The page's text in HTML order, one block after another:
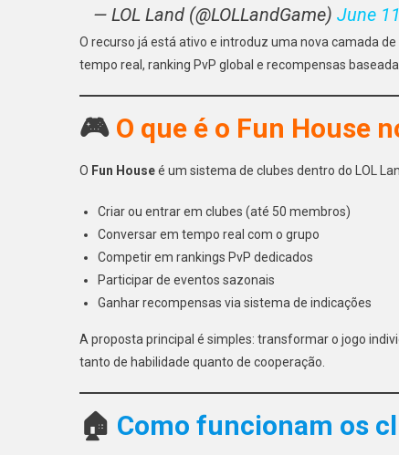
— LOL Land (@LOLLandGame) June
O recurso já está ativo e introduz uma nova camada
tempo real, ranking PvP global e recompensas
🎮 O que é o Fun House
O Fun Houseé um sistema de clubes dentro do LOL
Criar ou entrar em clubes (até 50 membros)
Conversar em tempo real com o grupo
Competir em rankings PvP dedicados
Participar de eventos sazonais
Ganhar recompensas via sistema de indicações
A proposta principal é simples: transformar o jogo
tanto de habilidade quanto de cooperação.
🏠 Como funcionam os